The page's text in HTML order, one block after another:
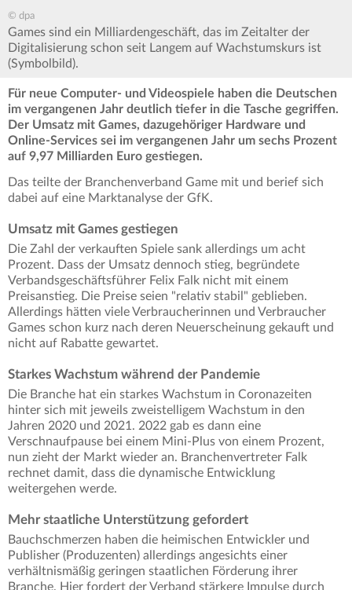
© dpa
Games sind ein Milliardengeschäft, das im Zeitalter der
Digitalisierung schon seit Langem auf Wachstumskurs ist
(Symbolbild).
Für neue Computer- und Videospiele haben die Deutschen
im vergangenen Jahr deutlich tiefer in die Tasche gegriffen.
Der Umsatz mit Games, dazugehöriger Hardware und
Online-Services sei im vergangenen Jahr um sechs Prozent
auf 9,97 Milliarden Euro gestiegen.
Das teilte der Branchenverband Game mit und berief sich
dabei auf eine Marktanalyse der GfK.
Umsatz mit Games gestiegen
Die Zahl der verkauften Spiele sank allerdings um acht
Prozent. Dass der Umsatz dennoch stieg, begründete
Verbandsgeschäftsführer Felix Falk nicht mit einem
Preisanstieg. Die Preise seien "relativ stabil" geblieben.
Allerdings hätten viele Verbraucherinnen und Verbraucher
Games schon kurz nach deren Neuerscheinung gekauft und
nicht auf Rabatte gewartet.
Starkes Wachstum während der Pandemie
Die Branche hat ein starkes Wachstum in Coronazeiten
hinter sich mit jeweils zweistelligem Wachstum in den
Jahren 2020 und 2021. 2022 gab es dann eine
Verschnaufpause bei einem Mini-Plus von einem Prozent,
nun zieht der Markt wieder an. Branchenvertreter Falk
rechnet damit, dass die dynamische Entwicklung
weitergehen werde.
Mehr staatliche Unterstützung gefordert
Bauchschmerzen haben die heimischen Entwickler und
Publisher (Produzenten) allerdings angesichts einer
verhältnismäßig geringen staatlichen Förderung ihrer
Branche. Hier fordert der Verband stärkere Impulse durch